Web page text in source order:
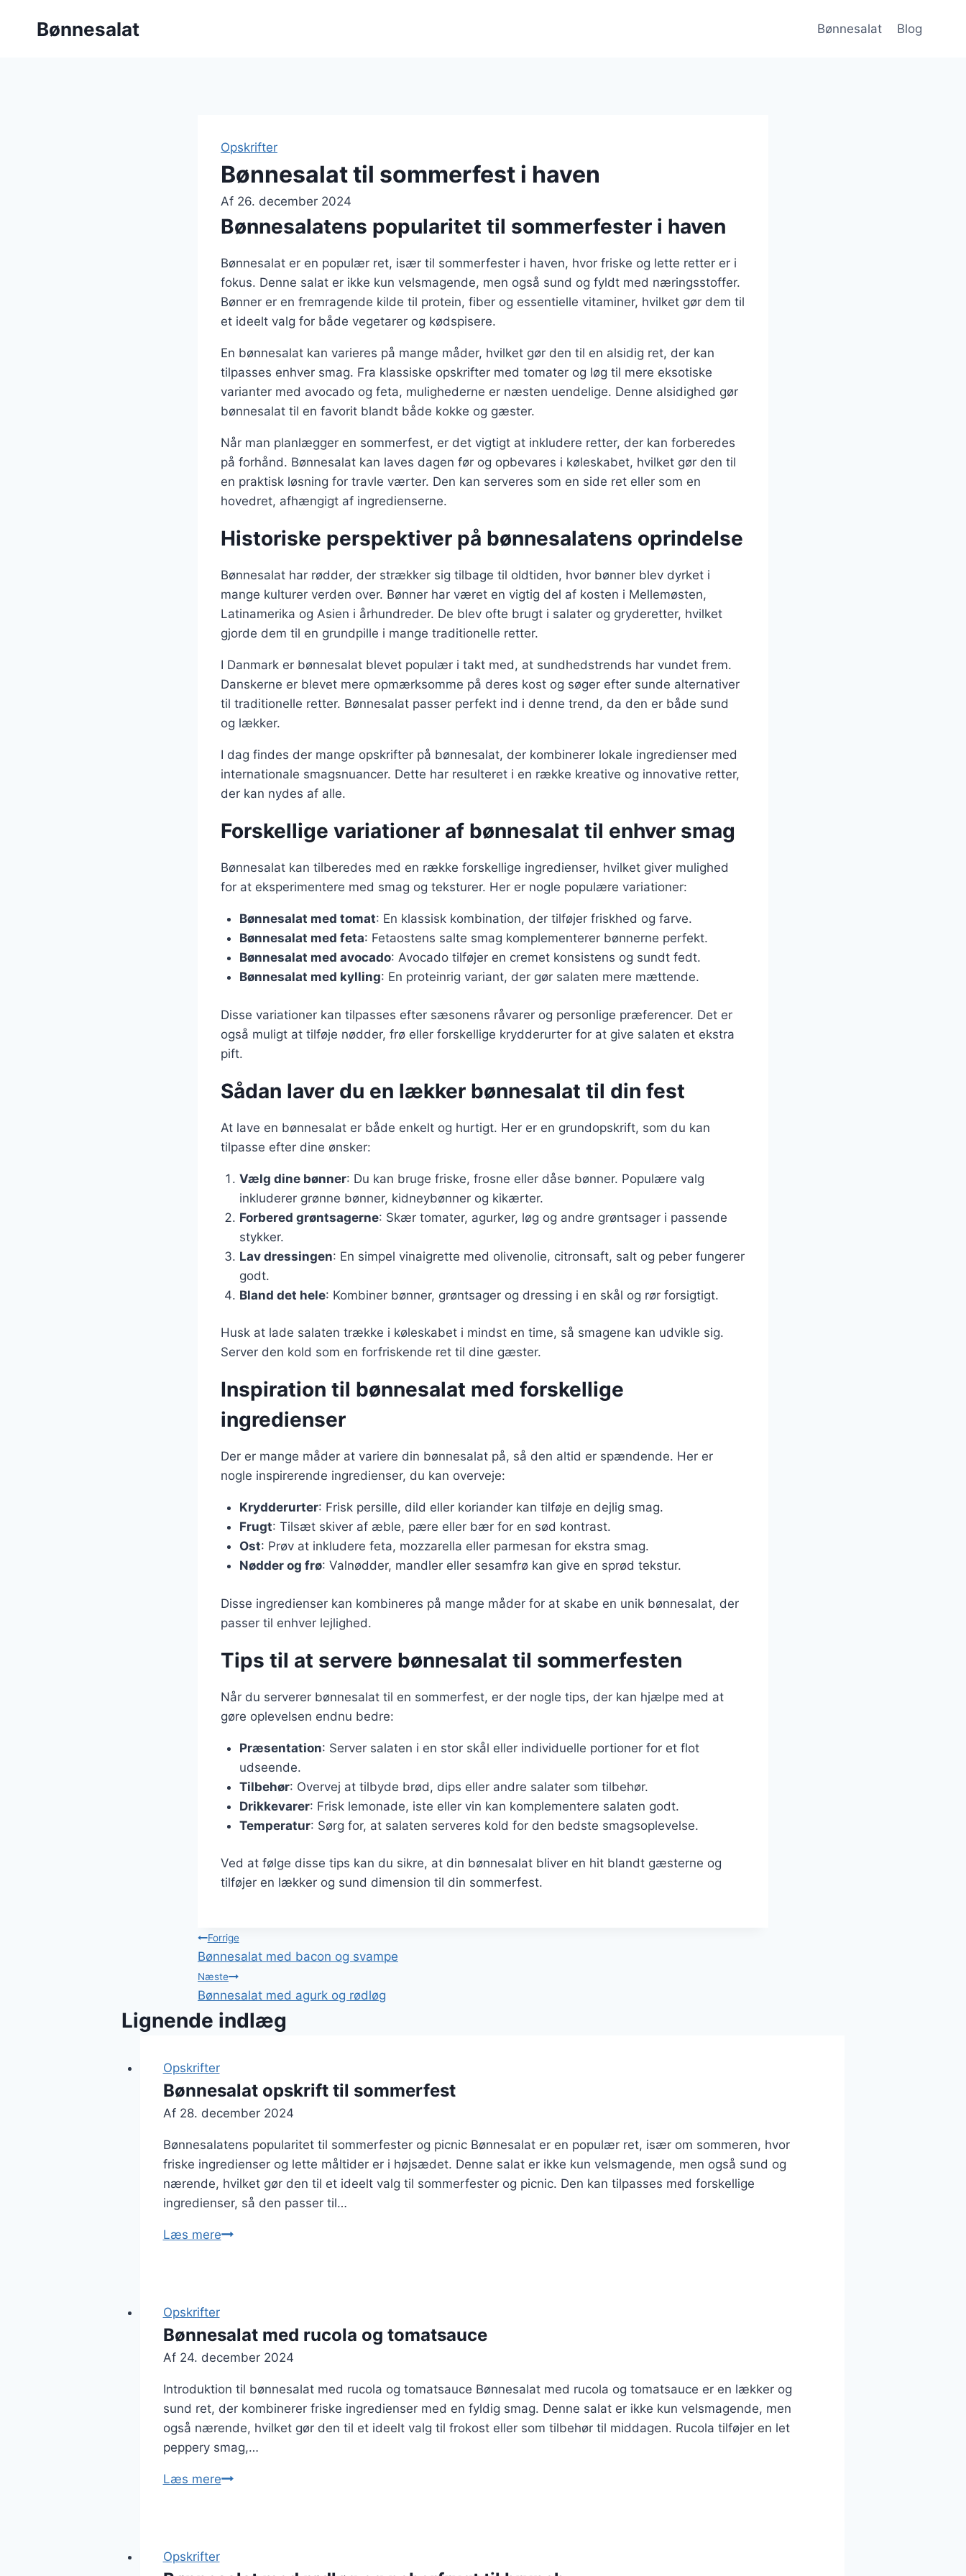
Bønnesalat Bønnesalat Blog
Opskrifter
Bønnesalat til sommerfest i haven
Af 26. december 2024
Bønnesalatens popularitet til sommerfester i haven
Bønnesalat er en populær ret, især til sommerfester i haven, hvor friske og lette retter er i
fokus. Denne salat er ikke kun velsmagende, men også sund og fyldt med næringsstoffer.
Bønner er en fremragende kilde til protein, fiber og essentielle vitaminer, hvilket gør dem til
et ideelt valg for både vegetarer og kødspisere.
En bønnesalat kan varieres på mange måder, hvilket gør den til en alsidig ret, der kan
tilpasses enhver smag. Fra klassiske opskrifter med tomater og løg til mere eksotiske
varianter med avocado og feta, mulighederne er næsten uendelige. Denne alsidighed gør
bønnesalat til en favorit blandt både kokke og gæster.
Når man planlægger en sommerfest, er det vigtigt at inkludere retter, der kan forberedes
på forhånd. Bønnesalat kan laves dagen før og opbevares i køleskabet, hvilket gør den til
en praktisk løsning for travle værter. Den kan serveres som en side ret eller som en
hovedret, afhængigt af ingredienserne.
Historiske perspektiver på bønnesalatens oprindelse
Bønnesalat har rødder, der strækker sig tilbage til oldtiden, hvor bønner blev dyrket i
mange kulturer verden over. Bønner har været en vigtig del af kosten i Mellemøsten,
Latinamerika og Asien i århundreder. De blev ofte brugt i salater og gryderetter, hvilket
gjorde dem til en grundpille i mange traditionelle retter.
I Danmark er bønnesalat blevet populær i takt med, at sundhedstrends har vundet frem.
Danskerne er blevet mere opmærksomme på deres kost og søger efter sunde alternativer
til traditionelle retter. Bønnesalat passer perfekt ind i denne trend, da den er både sund
og lækker.
I dag findes der mange opskrifter på bønnesalat, der kombinerer lokale ingredienser med
internationale smagsnuancer. Dette har resulteret i en række kreative og innovative retter,
der kan nydes af alle.
Forskellige variationer af bønnesalat til enhver smag
Bønnesalat kan tilberedes med en række forskellige ingredienser, hvilket giver mulighed
for at eksperimentere med smag og teksturer. Her er nogle populære variationer:
Bønnesalat med tomat: En klassisk kombination, der tilføjer friskhed og farve.
Bønnesalat med feta: Fetaostens salte smag komplementerer bønnerne perfekt.
Bønnesalat med avocado: Avocado tilføjer en cremet konsistens og sundt fedt.
Bønnesalat med kylling: En proteinrig variant, der gør salaten mere mættende.
Disse variationer kan tilpasses efter sæsonens råvarer og personlige præferencer. Det er
også muligt at tilføje nødder, frø eller forskellige krydderurter for at give salaten et ekstra
pift.
Sådan laver du en lækker bønnesalat til din fest
At lave en bønnesalat er både enkelt og hurtigt. Her er en grundopskrift, som du kan
tilpasse efter dine ønsker:
Vælg dine bønner: Du kan bruge friske, frosne eller dåse bønner. Populære valg
inkluderer grønne bønner, kidneybønner og kikærter.
Forbered grøntsagerne: Skær tomater, agurker, løg og andre grøntsager i passende
stykker.
Lav dressingen: En simpel vinaigrette med olivenolie, citronsaft, salt og peber fungerer
godt.
Bland det hele: Kombiner bønner, grøntsager og dressing i en skål og rør forsigtigt.
Husk at lade salaten trække i køleskabet i mindst en time, så smagene kan udvikle sig.
Server den kold som en forfriskende ret til dine gæster.
Inspiration til bønnesalat med forskellige
ingredienser
Der er mange måder at variere din bønnesalat på, så den altid er spændende. Her er
nogle inspirerende ingredienser, du kan overveje:
Krydderurter: Frisk persille, dild eller koriander kan tilføje en dejlig smag.
Frugt: Tilsæt skiver af æble, pære eller bær for en sød kontrast.
Ost: Prøv at inkludere feta, mozzarella eller parmesan for ekstra smag.
Nødder og frø: Valnødder, mandler eller sesamfrø kan give en sprød tekstur.
Disse ingredienser kan kombineres på mange måder for at skabe en unik bønnesalat, der
passer til enhver lejlighed.
Tips til at servere bønnesalat til sommerfesten
Når du serverer bønnesalat til en sommerfest, er der nogle tips, der kan hjælpe med at
gøre oplevelsen endnu bedre:
Præsentation: Server salaten i en stor skål eller individuelle portioner for et flot
udseende.
Tilbehør: Overvej at tilbyde brød, dips eller andre salater som tilbehør.
Drikkevarer: Frisk lemonade, iste eller vin kan komplementere salaten godt.
Temperatur: Sørg for, at salaten serveres kold for den bedste smagsoplevelse.
Ved at følge disse tips kan du sikre, at din bønnesalat bliver en hit blandt gæsterne og
tilføjer en lækker og sund dimension til din sommerfest.
Indlægsnavigation
Forrige
Bønnesalat med bacon og svampe
Næste
Bønnesalat med agurk og rødløg
Lignende indlæg
Opskrifter
Bønnesalat opskrift til sommerfest
Af 28. december 2024
Bønnesalatens popularitet til sommerfester og picnic Bønnesalat er en populær ret, især om sommeren, hvor
friske ingredienser og lette måltider er i højsædet. Denne salat er ikke kun velsmagende, men også sund og
nærende, hvilket gør den til et ideelt valg til sommerfester og picnic. Den kan tilpasses med forskellige
ingredienser, så den passer til…
Læs mereBønnesalat
Opskrifter
Bønnesalat med rucola og tomatsauce
Af 24. december 2024
Introduktion til bønnesalat med rucola og tomatsauce Bønnesalat med rucola og tomatsauce er en lækker og
sund ret, der kombinerer friske ingredienser med en fyldig smag. Denne salat er ikke kun velsmagende, men
også nærende, hvilket gør den til et ideelt valg til frokost eller som tilbehør til middagen. Rucola tilføjer en let
peppery smag,…
Læs mereBønnesalat
Opskrifter